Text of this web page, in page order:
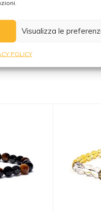
Visualizza le
POLICY